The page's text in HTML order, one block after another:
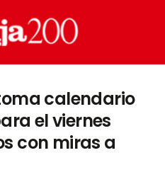
calendario
el viernes
con miras a